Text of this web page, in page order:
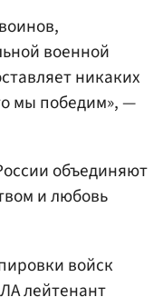
военной
никаких
мы победим», —
объединяют
и любовь
войск
лейтенант